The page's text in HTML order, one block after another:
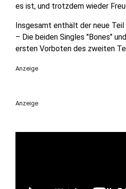
es ist, und trotzdem wieder
Insgesamt enthält der neue Teil
– Die beiden Singles "Bones"
ersten Vorboten des zweiten
Anzeige
Anzeige